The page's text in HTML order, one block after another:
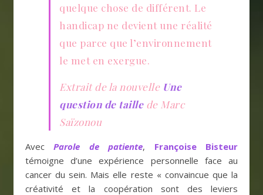
quelque chose de différent. Le
handicap ne devient une réalité
que parce que l’environnement
le met en exergue.
Extrait de la nouvelle Une
question de taillede Marc
Saïzonou
AvecParole de patiente, Françoise Bisteur
témoigne d’une expérience personnelle face au
cancer du sein. Mais elle reste « convaincue que la
créativité et la coopération sont des leviers